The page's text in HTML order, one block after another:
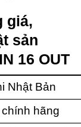
giá,
sản
16 OUT
Nhật Bản
hãng